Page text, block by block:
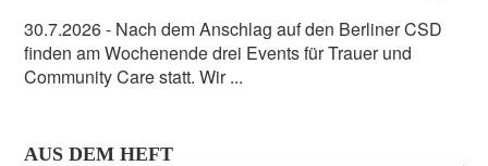
30.7.2026- Nach dem Anschlag auf den Berliner CSD
finden am Wochenende drei Events für Trauer und
Community Care statt. Wir ...
AUS DEM HEFT